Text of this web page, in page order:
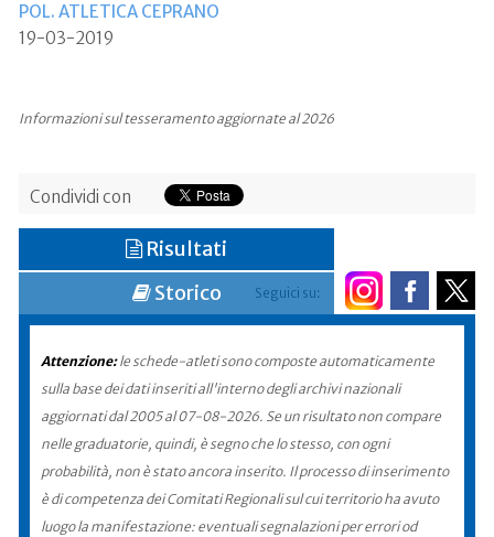
POL. ATLETICA CEPRANO
19-03-2019
Informazioni sul tesseramento aggiornate al 2026
Condividi con
Seguici su:
Risultati
Storico
Attenzione:le schede-atleti sono composte automaticamente
sulla base dei dati inseriti all'interno degli archivi nazionali
aggiornati dal 2005 al 07-08-2026. Se un risultato non compare
nelle graduatorie, quindi, è segno che lo stesso, con ogni
probabilità, non è stato ancora inserito. Il processo di inserimento
è di competenza dei Comitati Regionali sul cui territorio ha avuto
luogo la manifestazione: eventuali segnalazioni per errori od